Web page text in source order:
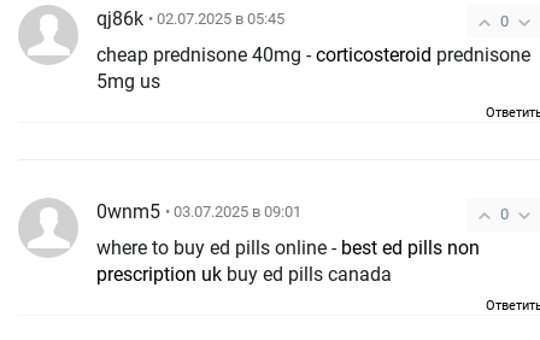
0
qj86k • 02.07.2025 в 05:45
cheap prednisone 40mg -corticosteroid
5mg us
0
0wnm5 • 03.07.2025 в 09:01
where to buy ed pills online - best ed pills non
prescription uk buy ed pills canada